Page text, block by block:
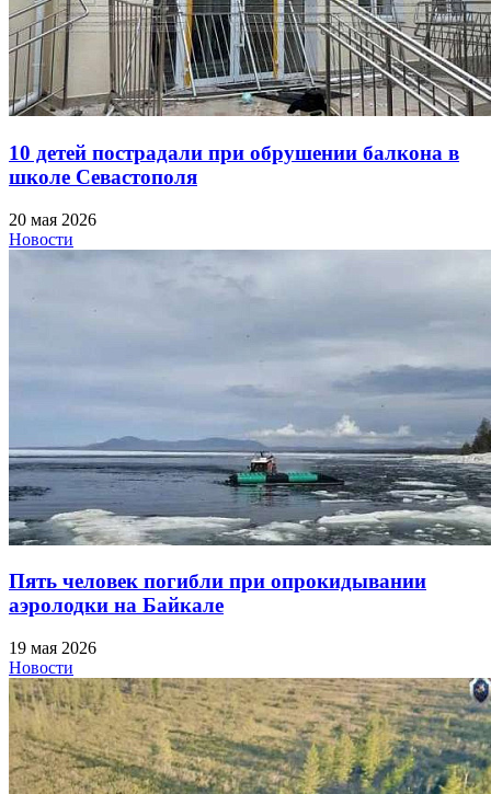
10 детей пострадали при обрушении балкона в
школе Севастополя
20 мая 2026
Новости
Пять человек погибли при опрокидывании
аэролодки на Байкале
19 мая 2026
Новости